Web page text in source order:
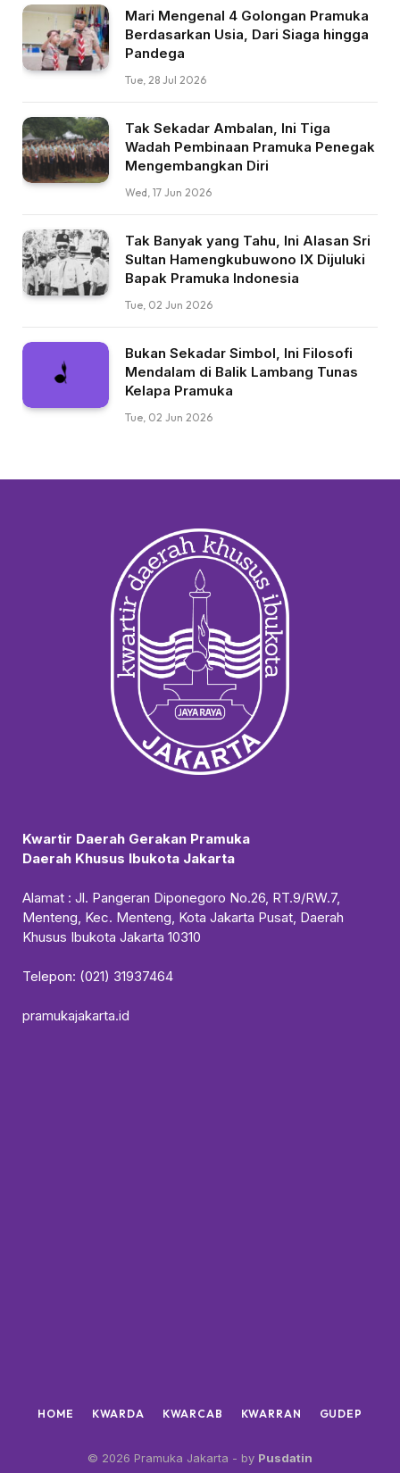
Mari Mengenal 4 Golongan Pramuka
Berdasarkan Usia, Dari Siaga hingga
Pandega
Tue, 28 Jul 2026
Tak Sekadar Ambalan, Ini Tiga
Wadah Pembinaan Pramuka Penegak
Mengembangkan Diri
Wed, 17 Jun 2026
Tak Banyak yang Tahu, Ini Alasan Sri
Sultan Hamengkubuwono IX Dijuluki
Bapak Pramuka Indonesia
Tue, 02 Jun 2026
Bukan Sekadar Simbol, Ini Filosofi
Mendalam di Balik Lambang Tunas
Kelapa Pramuka
Tue, 02 Jun 2026
Kwartir Daerah Gerakan Pramuka
Daerah Khusus Ibukota Jakarta
Alamat : Jl. Pangeran Diponegoro No.26, RT.9/RW.7,
Menteng, Kec. Menteng, Kota Jakarta Pusat, Daerah
Khusus Ibukota Jakarta 10310
Telepon: (021) 31937464
pramukajakarta.id
HOME KWARDA KWARCAB KWARRAN GUDEP
© 2026 Pramuka Jakarta - by Pusdatin